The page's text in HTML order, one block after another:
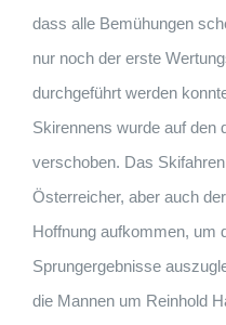
dass alle Bemühungen
nur noch der erste
durchgeführt werden
Skirennens wurde auf den
verschoben. Das
Österreicher, aber auch
Hoffnung aufkommen, um
Sprungergebnisse
die Mannen um Reinhold